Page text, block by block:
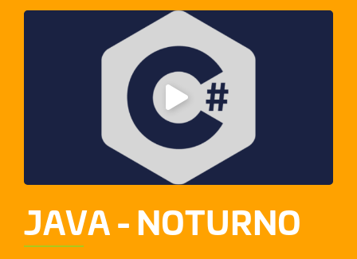
JAVA - NOTURNO